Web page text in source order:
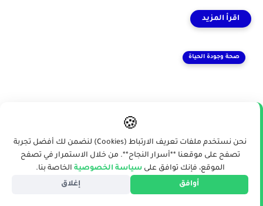
صحة وجودة الحياة
🍪
نحن نستخدم ملفات تعريف الارتباط (Cookies) لنضمن لك أفضل تجربة
تصفح على موقعنا **أسرار النجاح**. من خلال الاستمرار في تصفح
الموقع، فإنك توافق علىسياسة الخصوصية الخاصة بنا.
أوافق
إغلاق